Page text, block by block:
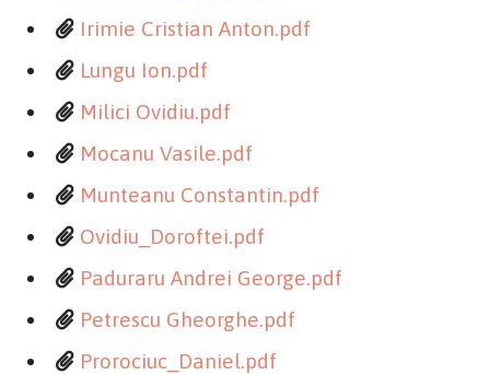
Irimie Cristian Anton.pdf
Lungu Ion.pdf
Milici Ovidiu.pdf
Mocanu Vasile.pdf
Munteanu Constantin.pdf
Ovidiu_Doroftei.pdf
Paduraru Andrei George.pdf
Petrescu Gheorghe.pdf
Prorociuc_Daniel.pdf